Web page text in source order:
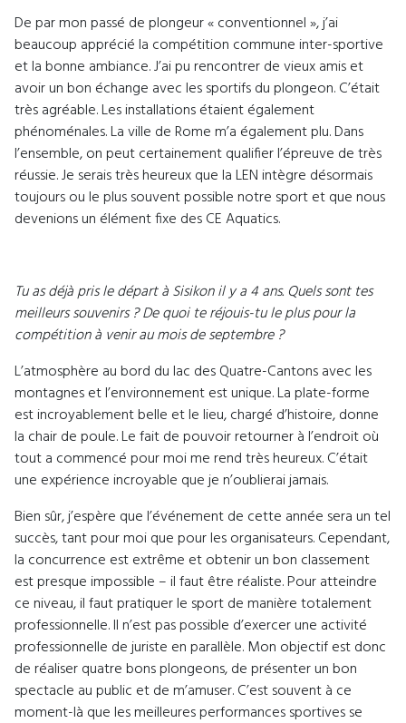
De par mon passé de plongeur « conventionnel », j’ai
beaucoup apprécié la compétition commune inter-sportive
et la bonne ambiance. J’ai pu rencontrer de vieux amis et
avoir un bon échange avec les sportifs du plongeon. C’était
très agréable. Les installations étaient également
phénoménales. La ville de Rome m’a également plu. Dans
l’ensemble, on peut certainement qualifier l’épreuve de très
réussie. Je serais très heureux que la LEN intègre désormais
toujours ou le plus souvent possible notre sport et que nous
devenions un élément fixe des CE Aquatics.
Tu as déjà pris le départ à Sisikon il y a 4 ans. Quels sont tes
meilleurs souvenirs ? De quoi te réjouis-tu le plus pour la
compétition à venir au mois de septembre ?
L’atmosphère au bord du lac des Quatre-Cantons avec les
montagnes et l’environnement est unique. La plate-forme
est incroyablement belle et le lieu, chargé d’histoire, donne
la chair de poule. Le fait de pouvoir retourner à l’endroit où
tout a commencé pour moi me rend très heureux. C’était
une expérience incroyable que je n’oublierai jamais.
Bien sûr, j’espère que l’événement de cette année sera un tel
succès, tant pour moi que pour les organisateurs. Cependant,
la concurrence est extrême et obtenir un bon classement
est presque impossible – il faut être réaliste. Pour atteindre
ce niveau, il faut pratiquer le sport de manière totalement
professionnelle. Il n’est pas possible d’exercer une activité
professionnelle de juriste en parallèle. Mon objectif est donc
de réaliser quatre bons plongeons, de présenter un bon
spectacle au public et de m’amuser. C’est souvent à ce
moment-là que les meilleures performances sportives se